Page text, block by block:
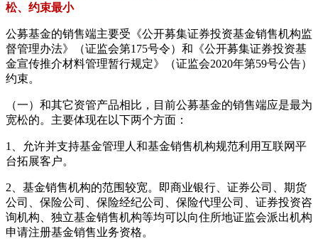
松、约束最小
公募基金的销售端主要受《公开募集证券投资基金销售机构监
督管理办法》（证监会第175号令）和《公开募集证券投资基
金宣传推介材料管理暂行规定》（证监会2020年第59号公告）
约束。
（一）和其它资管产品相比，目前公募基金的销售端应是最为
宽松的。主要体现在以下两个方面：
1、允许并支持基金管理人和基金销售机构规范利用互联网平
台拓展客户。
2、基金销售机构的范围较宽。即商业银行、证券公司、期货
公司、保险公司、保险经纪公司、保险代理公司、证券投资咨
询机构、独立基金销售机构等均可以向住所地证监会派出机构
申请注册基金销售业务资格。